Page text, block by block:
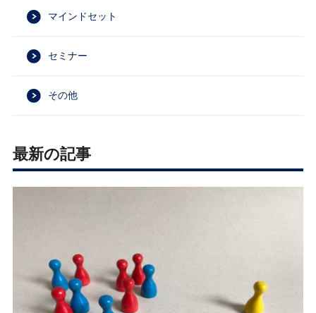
マインドセット
セミナー
その他
最新の記事